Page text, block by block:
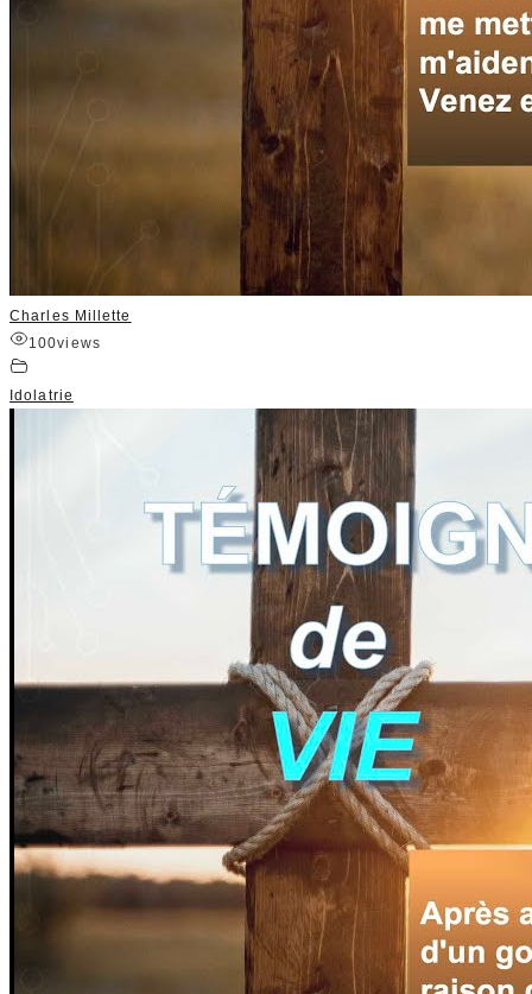
Charles Millette
100views
Idolatrie